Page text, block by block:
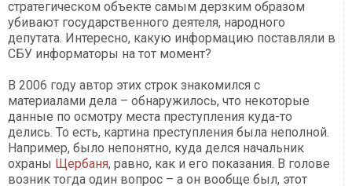
стратегическом объекте самым дерзким образом
убивают государственного деятеля, народного
депутата. Интересно, какую информацию поставляли в
СБУ информаторы на тот момент?
В 2006 году автор этих строк знакомился с
материалами дела – обнаружилось, что некоторые
данные по осмотру места преступления куда-то
делись. То есть, картина преступления была неполной.
Например, было непонятно, куда делся начальник
охраны Щербаня, равно, как и его показания. В голове
возник тогда один вопрос – а он вообще был, этот